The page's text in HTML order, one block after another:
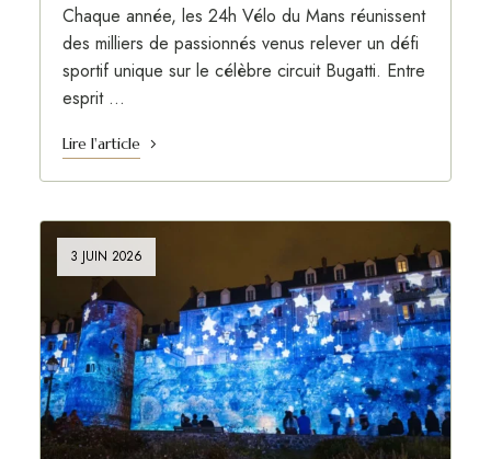
Chaque année, les 24h Vélo du Mans réunissent
des milliers de passionnés venus relever un défi
sportif unique sur le célèbre circuit Bugatti. Entre
esprit …
Lire l'article
3 JUIN 2026